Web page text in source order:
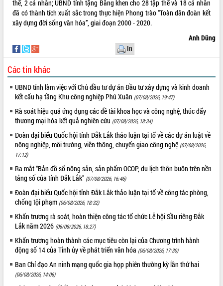
Xây dựng nông thôn mới: Nâng cao đời
sống người dân từ những mô hình thiết
thực
nhanh tiến độ các dự án trọng điểm
trong Khu kinh tế Nam Phú Yên
Hòn Yến phát triển du lịch gắn với bảo
tồn biển
Lấy ý kiến điều chỉnh Quy hoạch tỉnh
Đắk Lắk thời kỳ 2021-2030, tầm nhìn
đến năm 2050
Phát động chiến dịch 30 ngày đêm
giải phóng mặt bằng Tuyến đường bộ
ven biển
Đắk Lắk nỗ lực thúc đẩy tăng trưởng
kinh tế từ 10% trở lên trong Quý
II/2026
Đắk Lắk ký kết thỏa thuận hợp tác về
chuyển đổi số giai đoạn 2026 – 2030
với Tập đoàn Bưu chính Viễn thông
Việt Nam
Thứ trưởng Bộ Y tế làm việc với tỉnh
Đắk Lắk về phát triển nhân lực y tế
cho trạm y tế cấp xã
Du lịch Đắk Lắk nâng tầm trải nghiệm
du khách thông qua Hệ thống cơ sở dữ
thể, 2 cá nhân; UBND tỉnh tặng Bằng khen cho 28 tập thể và 18 cá nhân
đã có thành tích xuất sắc trong thực hiện Phong trào “Toàn dân đoàn kết
xây dựng đời sống văn hóa”, giai đoạn 2000 - 2020.
Anh Dũng
In
Các tin khác
UBND tỉnh làm việc với Chủ đầu tư dự án Đầu tư xây dựng và kinh doanh
kết cấu hạ tầng Khu công nghiệp Phú Xuân (07/08/2026, 19:47)
Rà soát hiệu quả ứng dụng các đề tài khoa học và công nghệ, thúc đẩy
thương mại hóa kết quả nghiên cứu (07/08/2026, 18:34)
Đoàn đại biểu Quốc hội tỉnh Đắk Lắk thảo luận tại tổ về các dự án luật về
nông nghiệp, môi trường, viễn thông, chuyển giao công nghệ (07/08/2026,
17:12)
Ra mắt “Bản đồ số nông sản, sản phẩm OCOP, du lịch thôn buôn trên nền
tảng số của tỉnh Đắk Lắk” (07/08/2026, 16:46)
Đoàn đại biểu Quốc hội tỉnh Đắk Lắk thảo luận tại tổ về công tác phòng,
chống tội phạm (06/08/2026, 18:32)
Khẩn trương rà soát, hoàn thiện công tác tổ chức Lễ hội Sầu riêng Đắk
Lắk năm 2026 (06/08/2026, 18:27)
Khẩn trương hoàn thành các mục tiêu còn lại của Chương trình hành
động số 14 của Tỉnh ủy về phát triển văn hóa (06/08/2026, 17:30)
Ban Chỉ đạo An ninh mạng quốc gia họp phiên thường kỳ lần thứ hai
(06/08/2026, 14:06)